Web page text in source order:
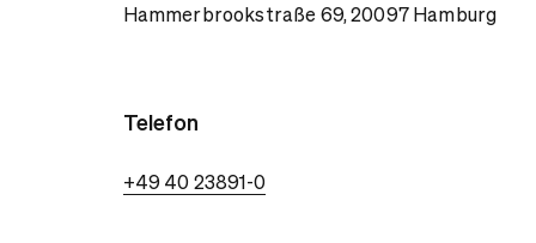
Hammerbrookstraße 69, 20097 Hamburg
Telefon
+49 40 23891-0